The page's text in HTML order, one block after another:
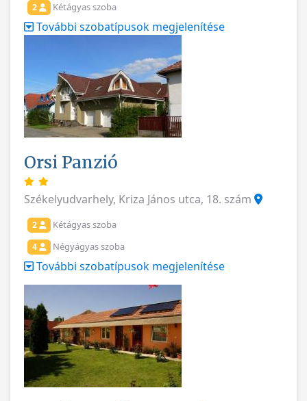
2 Kétágyas szoba
További szobatípusok megjelenítése
Orsi Panzió
Székelyudvarhely, Kriza János utca, 18. szám
2 Kétágyas szoba
4 Négyágyas szoba
További szobatípusok megjelenítése